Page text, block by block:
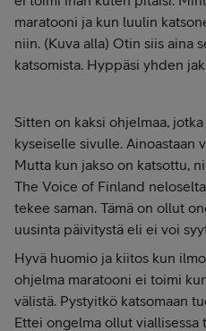
maratooni ja kun luulin
niin. (Kuva alla) Otin siis aina
katsomista. Hyppäsi yhden
Sitten on kaksi ohjelmaa,
kyseiselle sivulle. Ainoastaan
Mutta kun jakso on katsottu,
The Voice of Finland
tekee saman. Tämä on ollut
uusinta päivitystä eli ei voi
Hyvä huomio ja kiitos kun
ohjelma maratooni ei toimi
välistä. Pystyitkö katsomaan
Ettei ongelma ollut viallisessa